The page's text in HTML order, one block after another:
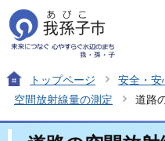
トップページ 安全・安
空間放射線量の測定
道路